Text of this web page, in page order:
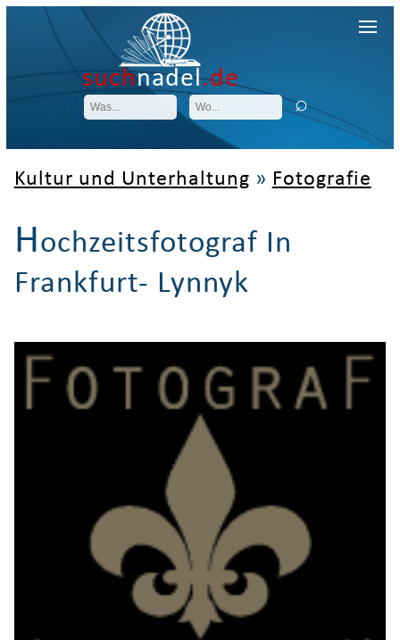
suchnadel.de
Kultur und Unterhaltung » Fotografie
Hochzeitsfotograf In
Frankfurt- Lynnyk